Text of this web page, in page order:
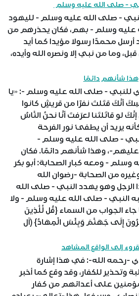
- صلى الله عليه وسلم
- صلى الله عليه وسلم - لليهود
عليه وسلم - بهم، فكان يحذرهم من
أرسل محمدًا رسولا مؤيدا كما أيد
وما من نبي إلا ونصره الله وأيده،
هذا شأنهم دائمًا
للنبي - صلى الله عليه وسلم -: «يا
أنَّكَ قتَلتَ نفرًا من قريشٍ كانوا
إنَّكَ لو قاتَلتَنا لعرَفتَ أنَّا نحنُ النَّاسُ
يريد أن يطفئ نور الفرحة
- صلى الله عليه وسلم -
عليهم-، وهذا شأنهم دائمًا. فكان
وسلم - ومعه كبار الصحابة: أبو بكر
من الصحابة -رضوان الله
وهو يهدد النبي - صلى الله
النبي - صلى الله عليه وسلم - ولا
جاء الجواب من السماء {قُل لِّلَّذِينَ
إِلَى جَهَنَّمَ وَبِئْسَ الْمِهَادُ} (آل
إلى الواقع المشاهد
-رحمه الله-: في هذا إشارة
وتحذير للكفار، وقد وقع كما أخبر
على أعدائهم من كفار